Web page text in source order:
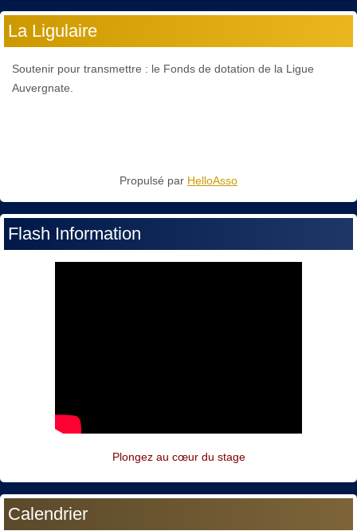
La Ligulaire
Soutenir pour transmettre : le Fonds de dotation de la Ligue
Auvergnate.
Propulsé par HelloAsso
Flash Information
Plongez au cœur du stage
Calendrier